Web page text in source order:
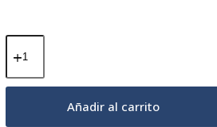
Batidos
Keto
–
Añadir al carrito